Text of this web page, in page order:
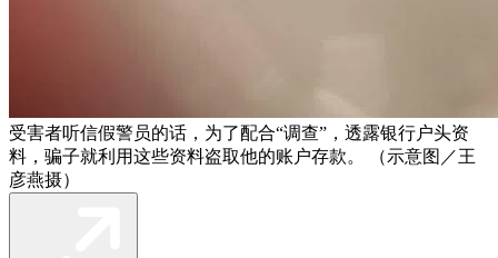
受害者听信假警员的话，为了配合“调查”，透露银行户头资
料，骗子就利用这些资料盗取他的账户存款。 （示意图／王
彦燕摄）